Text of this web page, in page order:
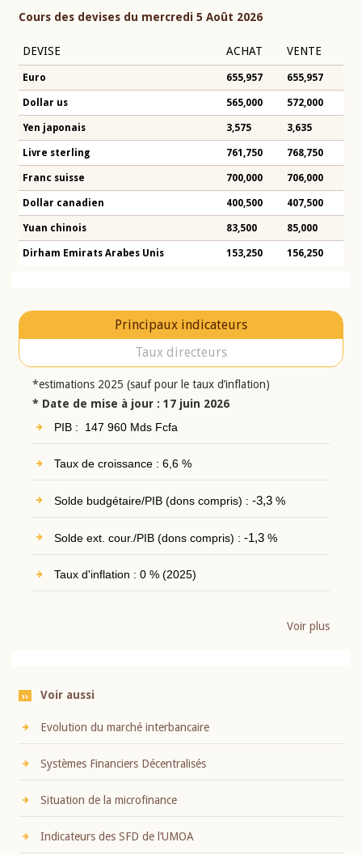
Cours des devises du mercredi 5 Août 2026
DEVISE ACHAT VENTE
Euro 655,957 655,957
Dollar us 565,000 572,000
Yen japonais 3,575 3,635
Livre sterling 761,750 768,750
Franc suisse 700,000 706,000
Dollar canadien 400,500 407,500
Yuan chinois 83,500 85,000
Dirham Emirats Arabes Unis 153,250 156,250
Principaux indicateurs
Taux directeurs
*estimations 2025 (sauf pour le taux d’inflation)
* Date de mise à jour : 17 juin 2026
PIB : 147 960 Mds Fcfa
Taux de croissance : 6,6 %
Solde budgétaire/PIB (dons compris) : -3,3%
Solde ext. cour./PIB (dons compris) : -1,3%
Taux d'inflation : 0 % (2025)
Voir plus
Voir aussi
Evolution du marché interbancaire
Systèmes Financiers Décentralisés
Situation de la microfinance
Indicateurs des SFD de l’UMOA